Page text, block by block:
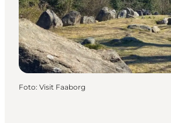
Outdoor
Det sker
Foto: Visit Faaborg